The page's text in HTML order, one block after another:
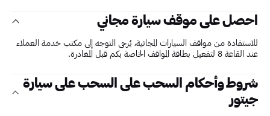
احصل على موقف سيارة مجاني
للاستفادة من مواقف السيارات المجانية، يُرجى التوجه إلى مكتب خدمة العملاء
عند القاعة 8 لتفعيل بطاقة المواقف الخاصة بكم قبل المغادرة.
شروط وأحكام السحب على السحب على سيارة
جيتور